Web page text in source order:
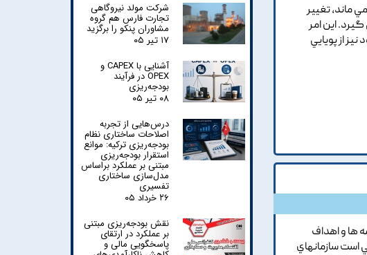
ماند, تغيير
اين امر
از پويايي
ها و اهداف
است سازمانهاي
شرکت مولد نیروگاهی
تجارت فارس هم گروه
مشاوران پنکو را برگزید
۱۷ تیر ۰۵
آشنایی با CAPEX و
OPEX در فرآیند
بودجه‌ریزی
۰۸ تیر ۰۵
درس‌هایی از تجربه
اصلاحات ساختاری نظام
بودجه‌ریزی ترکیه: موانع
استقرار بودجه‌ریزی
مبتنی بر عملکرد براساس
مدل‌سازی ساختاری
تفسیری
۲۶ خرداد ۰۵
نقش بودجه‌ریزی مبتنی
بر عملکرد در ارتقای
پاسخگویی مالی و